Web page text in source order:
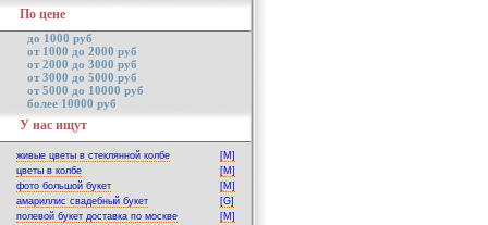
По цене
до 1000 руб
от 1000 до 2000 руб
от 2000 до 3000 руб
от 3000 до 5000 руб
от 5000 до 10000 руб
более 10000 руб
У нас ищут
живые цветы в стеклянной колбе
[M]
цветы в колбе
[M]
фото большой букет
[M]
амариллис свадебный букет
[G]
полевой букет доставка по москве
[M]